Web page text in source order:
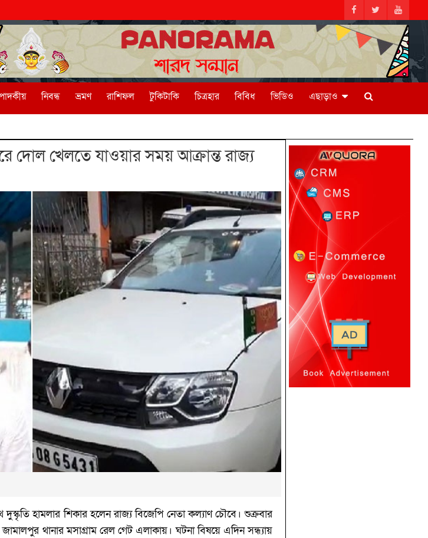
নিবন্ধ ভ্রমণ রাশিফল টুকিটাকি চিত্রহার বিবিধ ভিডিও এছাড়াও
খেলতে যাওয়ার সময় আক্রান্ত রাজ্য
হামলার শিকার হলেন রাজ্য বিজেপি নেতা কল্যাণ চৌবে। শুক্রবার
থানার মসাগ্রাম রেল গেট এলাকায়। ঘটনা বিষয়ে এদিন সন্ধ্যায়